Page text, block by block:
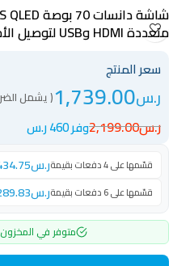
DTQ70UWS
سعر المنتج
ر.س1,739.00( يشمل
ر.س2,199.00وفر 460 ر.س
قسّمها على 4 دفعات بقيمة ر.س
قسّمها على 6 دفعات بقيمة ر.س
متوفر في المخزون